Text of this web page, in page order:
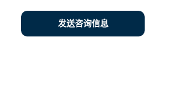
发送咨询信息